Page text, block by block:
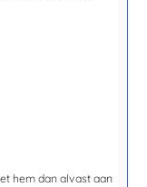
hem dan alvast aan